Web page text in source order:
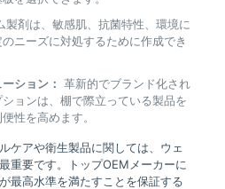
製剤は、敏感肌、抗菌特性、環境に
ニーズに対処するために作成でき
ション： 革新的でブランド化され
ョンは、棚で際立っている製品を
性を高めます。
ケアや衛生製品に関しては、ウェ
重要です。トップOEMメーカーに
最高水準を満たすことを保証する